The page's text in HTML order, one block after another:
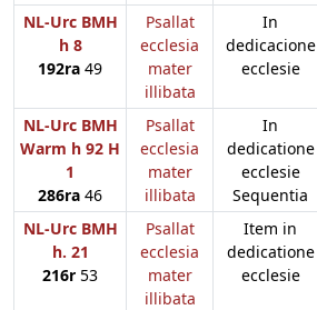
NL-Urc BMH
h 8
192ra 49
Psallat
ecclesia
mater
illibata
In
dedicacione
ecclesie
NL-Urc BMH
Warm h 92 H
1
286ra 46
Psallat
ecclesia
mater
illibata
In
dedicatione
ecclesie
Sequentia
NL-Urc BMH
h. 21
216r 53
Psallat
ecclesia
mater
illibata
Item in
dedicatione
ecclesie